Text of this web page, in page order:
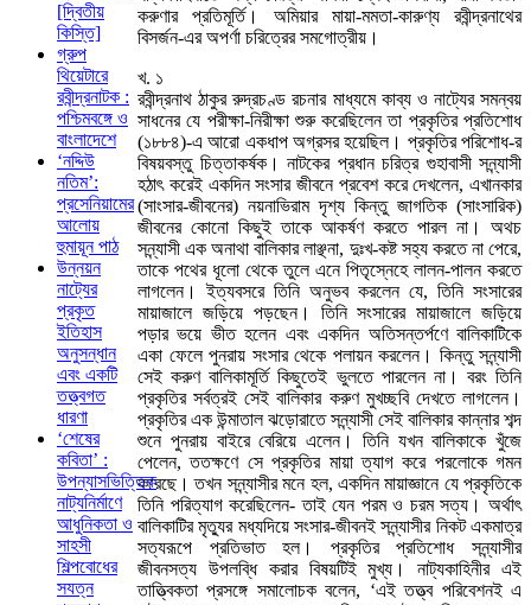
করুণার প্রতিমূর্তি। অমিয়ার মায়া-মমতা-কারুণ্য রবীন্দ্রনাথের
বিসর্জন-এর অপর্ণা চরিত্রের সমগোত্রীয়।
খ. ১
রবীন্দ্রনাথ ঠাকুর রুদ্রচণ্ড রচনার মাধ্যমে কাব্য ও নাট্যের সমন্বয়
সাধনের যে পরীক্ষা-নিরীক্ষা শুরু করেছিলেন তা প্রকৃতির প্রতিশোধ
(১৮৮৪)-এ আরো একধাপ অগ্রসর হয়েছিল। প্রকৃতির পরিশোধ-র
বিষয়বস্তু চিত্তাকর্ষক। নাটকের প্রধান চরিত্র গুহাবাসী সন্ন্যাসী
হঠাৎ করেই একদিন সংসার জীবনে প্রবেশ করে দেখলেন, এখানকার
(সাংসার-জীবনের) নয়নাভিরাম দৃশ্য কিন্তু জাগতিক (সাংসারিক)
জীবনের কোনো কিছুই তাকে আকর্ষণ করতে পারল না। অথচ
সন্ন্যাসী এক অনাথা বালিকার লাঞ্ছনা, দুঃখ-কষ্ট সহ্য করতে না পেরে,
তাকে পথের ধূলো থেকে তুলে এনে পিতৃস্নেহে লালন-পালন করতে
লাগলেন। ইত্যবসরে তিনি অনুভব করলেন যে, তিনি সংসারের
মায়াজালে জড়িয়ে পড়ছেন। তিনি সংসারের মায়াজালে জড়িয়ে
পড়ার ভয়ে ভীত হলেন এবং একদিন অতিসন্তর্পণে বালিকাটিকে
একা ফেলে পুনরায় সংসার থেকে পলায়ন করলেন। কিন্তু সন্ন্যাসী
সেই করুণ বালিকামূর্তি কিছুতেই ভুলতে পারলেন না। বরং তিনি
প্রকৃতির সর্বত্রই সেই বালিকার করুণ মুখচ্ছবি দেখতে লাগলেন।
প্রকৃতির এক উন্মাতাল ঝড়োরাতে সন্ন্যাসী সেই বালিকার কান্নার শব্দ
শুনে পুনরায় বাইরে বেরিয়ে এলেন। তিনি যখন বালিকাকে খুঁজে
পেলেন, ততক্ষণে সে প্রকৃতির মায়া ত্যাগ করে পরলোকে গমন
করেছে। তখন সন্ন্যাসীর মনে হল, একদিন মায়াজ্ঞানে যে প্রকৃতিকে
তিনি পরিত্যাগ করেছিলেন- তাই যেন পরম ও চরম সত্য। অর্থাৎ
বালিকাটির মৃত্যুর মধ্যদিয়ে সংসার-জীবনই সন্ন্যাসীর নিকট একমাত্র
সত্যরূপে প্রতিভাত হল। প্রকৃতির প্রতিশোধ সন্ন্যাসীর
জীবনসত্য উপলব্ধি করার বিষয়টিই মুখ্য। নাট্যকাহিনীর এই
তাত্ত্বিকতা প্রসঙ্গে সমালোচক বলেন, ‘এই তত্ত্ব পরিবেশনই এ
[দ্বিতীয়
কিস্তি]
গ্রুপ
থিয়েটারে
রবীন্দ্রনাটক :
পশ্চিমবঙ্গে ও
বাংলাদেশে
‘নদ্দিউ
নতিম’:
প্রসেনিয়ামের
আলোয়
হুমায়ূন পাঠ
উন্নয়ন
নাট্যের
প্রকৃত
ইতিহাস
অনুসন্ধান
এবং একটি
তত্ত্বগত
ধারণা
‘শেষের
কবিতা’ :
উপন্যাসভিত্তিক
নাট্যনির্মাণে
আধুনিকতা ও
সাহসী
শিল্পবোধের
সযত্ন